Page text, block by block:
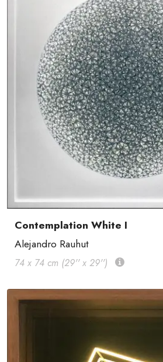
Contemplation White I
Alejandro Rauhut
74 x 74 cm (29'' x 29'')